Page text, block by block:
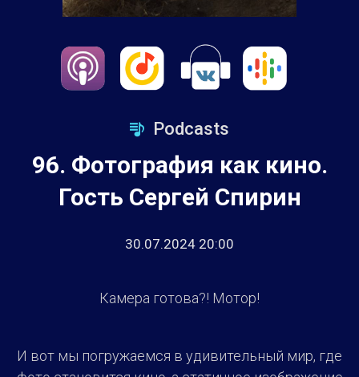
Podcasts
96. Фотография как кино.
Гость Сергей Спирин
30.07.2024 20:00
Камера готова?! Мотор!
И вот мы погружаемся в удивительный мир, где